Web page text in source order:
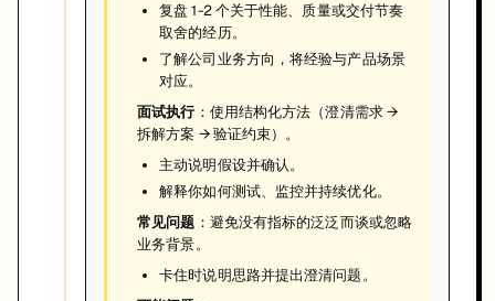
复盘 1-2 个关于性能、质量或交付节奏
取舍的经历。
了解公司业务方向，将经验与产品场景
对应。
面试执行 ：使用结构化方法（澄清需求 →
拆解方案 → 验证约束）。
主动说明假设并确认。
解释你如何测试、监控并持续优化。
常见问题 ：避免没有指标的泛泛而谈或忽略
业务背景。
卡住时说明思路并提出澄清问题。